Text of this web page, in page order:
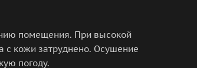
помещения. При высокой
с кожи затруднено. Осушение
погоду.